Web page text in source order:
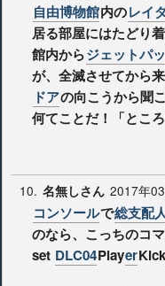
自由博物館内のレイ
居る部屋にはたどり
館内からジェットパ
が、全滅させてから
ドアの向こうから聞
何てことだ！「とこ
10. 名無しさん 2017年
コンソールで総支配
のなら、こっちのコ
set DLC04PlayerKick